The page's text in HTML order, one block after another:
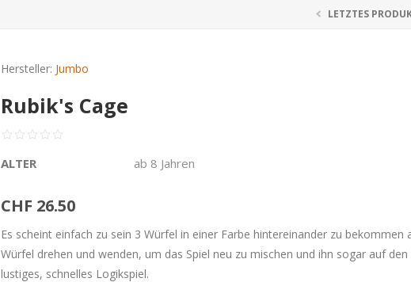
LETZTES
Hersteller: Jumbo
Rubik's Cage
ALTER ab 8 Jahren
CHF 26.50
Es scheint einfach zu sein 3 Würfel in einer Farbe hintereinander zu bekommen
Würfel drehen und wenden, um das Spiel neu zu mischen und ihn sogar auf den
lustiges, schnelles Logikspiel.